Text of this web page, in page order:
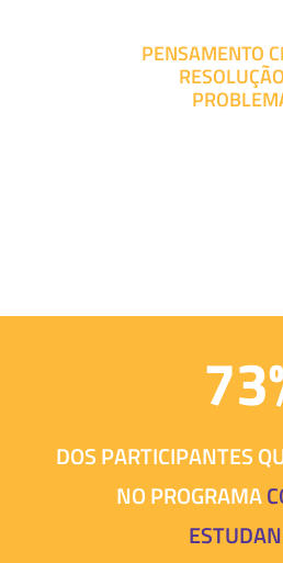
PENSAMENTO
DOS PARTICIPANTES
NO PROGRAMA